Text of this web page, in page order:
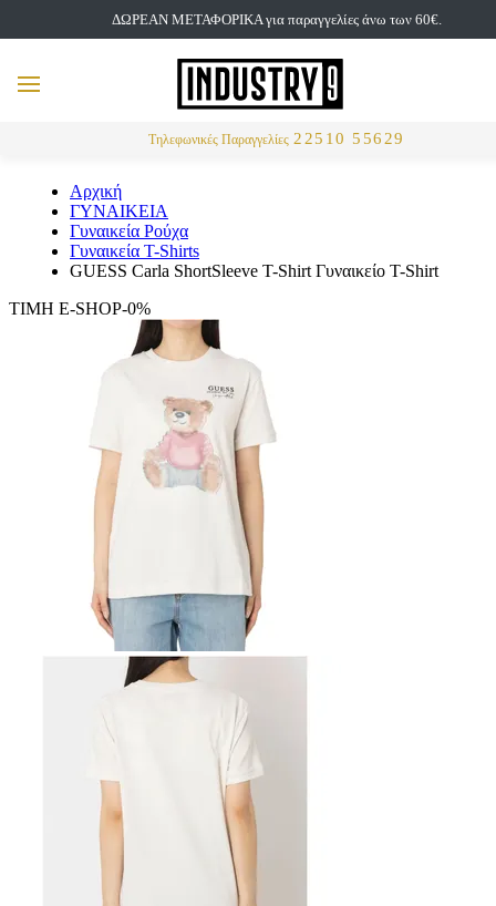
ΔΩΡΕΑΝ ΜΕΤΑΦΟΡΙΚΑ για παραγγελίες άνω των 60€.
Τηλεφωνικές Παραγγελίες 22510 55629
MENU
Αρχική
ΓΥΝΑΙΚΕΙΑ
Γυναικεία Ρούχα
Γυναικεία T-Shirts
GUESS Carla ShortSleeve T-Shirt Γυναικείο T-Shirt
ΤΙΜΗ E-SHOP-0%